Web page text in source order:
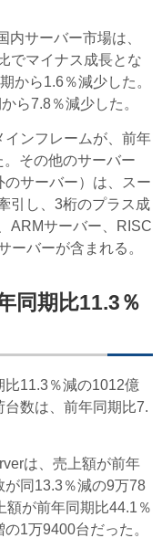
サーバー市場は、
でマイナス成長とな
から1.6％減少した。
ら7.8％減少した。
ンフレームが、前年
その他のサーバー
のサーバー）は、スー
引し、3桁のプラス成
ARMサーバー、RISC
ーバーが含まれる。
同期比11.3％
11.3％減の1012億
数は、前年同期比7.
は、売上額が前年
が同13.3％減の9万78
額が前年同期比44.1％
1万9400台だった。